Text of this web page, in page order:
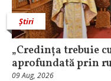
Știri
„Credința trebuie
aprofundată prin
09 Aug, 2026